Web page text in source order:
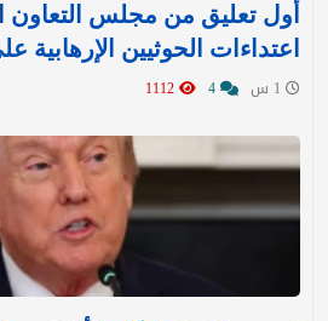
أول تعليق من مجلس التعاون
اعتداءات الحوثيين الإرهابية